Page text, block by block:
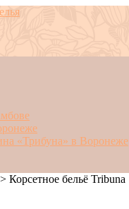
«Трибуна» в Воронеже
> Корсетное бельё Tribuna